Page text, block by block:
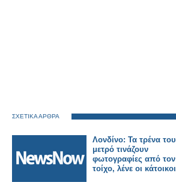
ΣΧΕΤΙΚΑ ΑΡΘΡΑ
Λονδίνο: Τα τρένα του
μετρό τινάζουν
φωτογραφίες από τον
τοίχο, λένε οι κάτοικοι